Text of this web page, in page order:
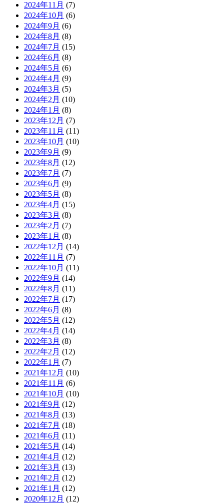
2024年11月 (7)
2024年10月 (6)
2024年9月 (6)
2024年8月 (8)
2024年7月 (15)
2024年6月 (8)
2024年5月 (6)
2024年4月 (9)
2024年3月 (5)
2024年2月 (10)
2024年1月 (8)
2023年12月 (7)
2023年11月 (11)
2023年10月 (10)
2023年9月 (9)
2023年8月 (12)
2023年7月 (7)
2023年6月 (9)
2023年5月 (8)
2023年4月 (15)
2023年3月 (8)
2023年2月 (7)
2023年1月 (8)
2022年12月 (14)
2022年11月 (7)
2022年10月 (11)
2022年9月 (14)
2022年8月 (11)
2022年7月 (17)
2022年6月 (8)
2022年5月 (12)
2022年4月 (14)
2022年3月 (8)
2022年2月 (12)
2022年1月 (7)
2021年12月 (10)
2021年11月 (6)
2021年10月 (10)
2021年9月 (12)
2021年8月 (13)
2021年7月 (18)
2021年6月 (11)
2021年5月 (14)
2021年4月 (12)
2021年3月 (13)
2021年2月 (12)
2021年1月 (12)
2020年12月 (12)